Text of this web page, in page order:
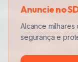
Anuncie no
Alcance
segurança e